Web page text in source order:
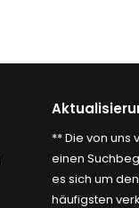
** Die von
einen
es sich um
häufigsten